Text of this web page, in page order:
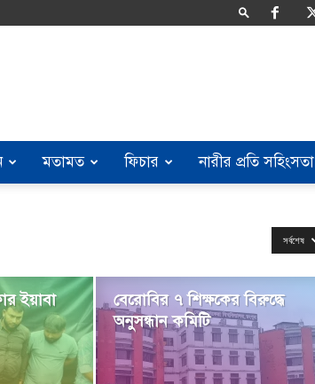
মতামত ফিচার নারীর প্রতি সহিংসতা
সর্বশেষ
ইয়াবা
বেরোবির ৭ শিক্ষকের বিরুদ্ধে
অনুসন্ধান কমিটি